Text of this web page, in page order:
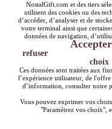
NostalGift.com et des tiers
utilisent des cookies ou des
d’accéder, d’analyser et de
votre terminal ainsi que
données de navigation,
Accepter
refuser
choix
Ces données sont traitées aux
l’expérience utilisateur, de
d’information, consulter notre
Vous pouvez exprimer vos
"Paramétrez vos choix",